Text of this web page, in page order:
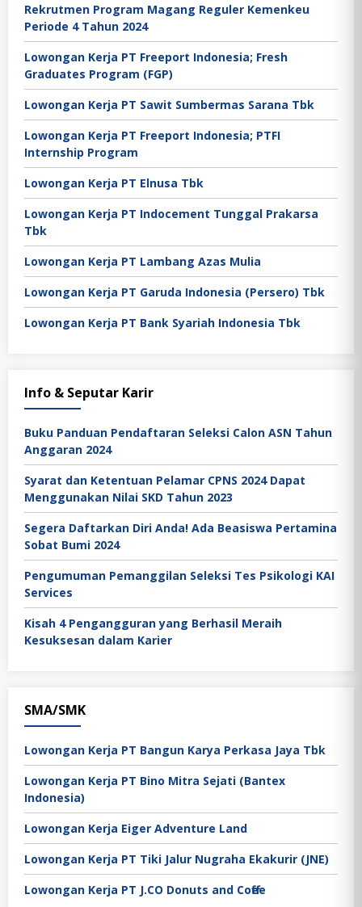
Rekrutmen Program Magang Reguler Kemenkeu
Periode 4 Tahun 2024
Lowongan Kerja PT Freeport Indonesia; Fresh
Graduates Program (FGP)
Lowongan Kerja PT Sawit Sumbermas Sarana Tbk
Lowongan Kerja PT Freeport Indonesia; PTFI
Internship Program
Lowongan Kerja PT Elnusa Tbk
Lowongan Kerja PT Indocement Tunggal Prakarsa
Tbk
Lowongan Kerja PT Lambang Azas Mulia
Lowongan Kerja PT Garuda Indonesia (Persero) Tbk
Lowongan Kerja PT Bank Syariah Indonesia Tbk
Info & Seputar Karir
Buku Panduan Pendaftaran Seleksi Calon ASN Tahun
Anggaran 2024
Syarat dan Ketentuan Pelamar CPNS 2024 Dapat
Menggunakan Nilai SKD Tahun 2023
Segera Daftarkan Diri Anda! Ada Beasiswa Pertamina
Sobat Bumi 2024
Pengumuman Pemanggilan Seleksi Tes Psikologi KAI
Services
Kisah 4 Pengangguran yang Berhasil Meraih
Kesuksesan dalam Karier
SMA/SMK
Lowongan Kerja PT Bangun Karya Perkasa Jaya Tbk
Lowongan Kerja PT Bino Mitra Sejati (Bantex
Indonesia)
Lowongan Kerja Eiger Adventure Land
Lowongan Kerja PT Tiki Jalur Nugraha Ekakurir (JNE)
Lowongan Kerja PT J.CO Donuts and Coffee